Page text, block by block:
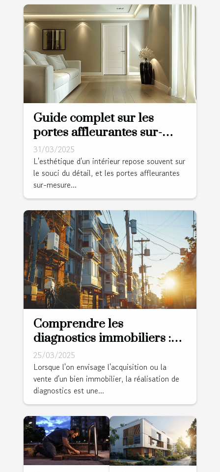
Guide complet sur les
portes affleurantes sur-
mesure et leur esthétisme
31/03/2025
L'esthétique d'un intérieur repose souvent sur
le souci du détail, et les portes affleurantes
sur-mesure...
Comprendre les
diagnostics immobiliers :
amiante, plomb, et plus
25/03/2025
Lorsque l'on envisage l'acquisition ou la
vente d'un bien immobilier, la réalisation de
diagnostics est une...